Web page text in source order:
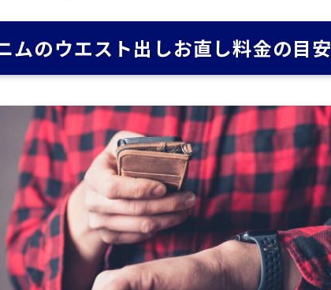
ムのウエスト出しお直し料金の目安